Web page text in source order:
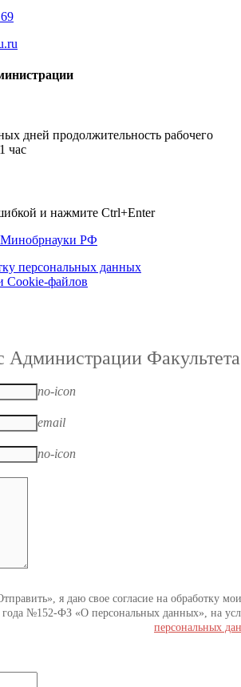
дней продолжительность рабочего
час
и нажмите Ctrl+Enter
РФ
персональных данных
Cookie-файлов
Администрации Факультета
no-icon
email
no-icon
я даю свое согласие на обработку
года №152-ФЗ «О персональных данных», на
персональных